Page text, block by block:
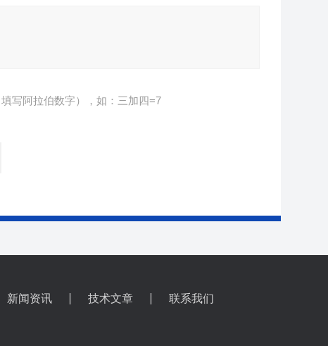
写阿拉伯数字），如：三加四=7
新闻资讯 技术文章 联系我们